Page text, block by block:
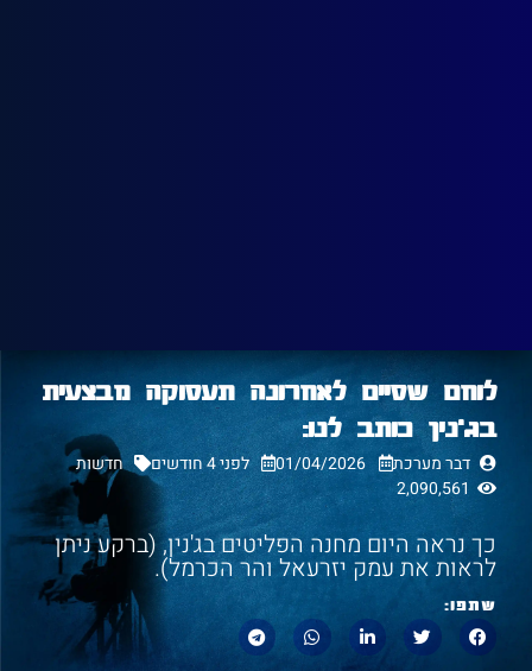
לוחם שסיים לאחרונה תעסוקה מבצעית
בג'נין כותב לנו:
דבר מערכת 01/04/2026 לפני 4 חודשים
חדשות
2,090,561
כך נראה היום מחנה הפליטים בג'נין, (ברקע ניתן
לראות את עמק יזרעאל והר הכרמל).
שתפו: